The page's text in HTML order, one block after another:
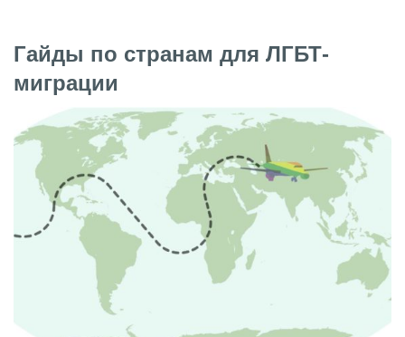
Гайды по странам для ЛГБТ-
миграции